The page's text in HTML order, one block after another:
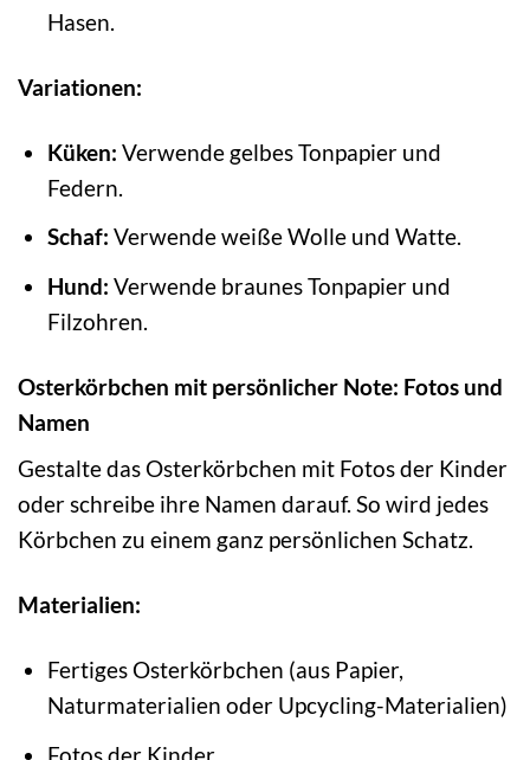
Hasen.
Variationen:
Küken: Verwende gelbes Tonpapier und
Federn.
Schaf: Verwende weiße Wolle und Watte.
Hund: Verwende braunes Tonpapier und
Filzohren.
Osterkörbchen mit persönlicher Note: Fotos und
Namen
Gestalte das Osterkörbchen mit Fotos der Kinder
oder schreibe ihre Namen darauf. So wird jedes
Körbchen zu einem ganz persönlichen Schatz.
Materialien:
Fertiges Osterkörbchen (aus Papier,
Naturmaterialien oder Upcycling-Materialien)
Fotos der Kinder